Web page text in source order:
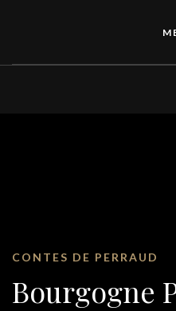
CONTES DE PERRAUD
Bourgogne